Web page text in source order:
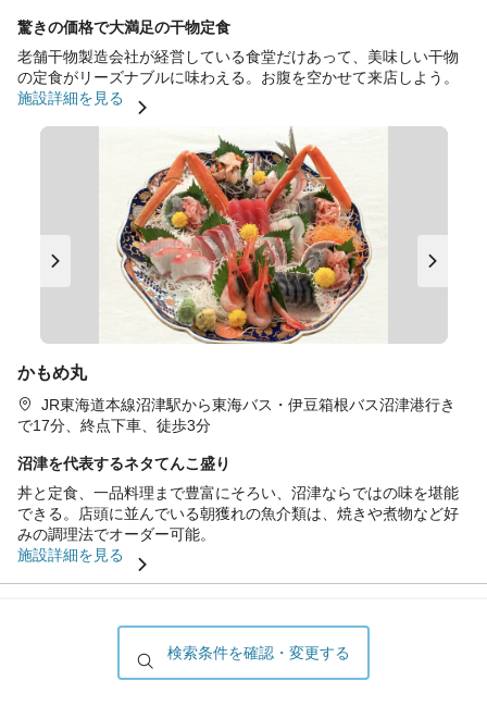
検索条件を確認・変更する
驚きの価格で大満足の干物定食
老舗干物製造会社が経営している食堂だけあって、美味しい干物
の定食がリーズナブルに味わえる。お腹を空かせて来店しよう。
施設詳細を見る
かもめ丸
JR東海道本線沼津駅から東海バス・伊豆箱根バス沼津港行き
で17分、終点下車、徒歩3分
沼津を代表するネタてんこ盛り
丼と定食、一品料理まで豊富にそろい、沼津ならではの味を堪能
できる。店頭に並んでいる朝獲れの魚介類は、焼きや煮物など好
みの調理法でオーダー可能。
施設詳細を見る
物件種別で三島広小路駅の物件を見る